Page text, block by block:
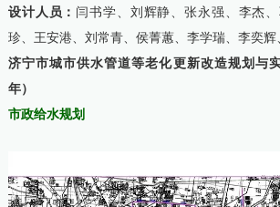
设计人员： 闫书学、刘辉静、张永强、李杰
珍、王安港、刘常青、侯菁蕙、李学瑞、李奕辉
济宁市城市供水管道等老化更新改造规划与
年）
市政给水规划